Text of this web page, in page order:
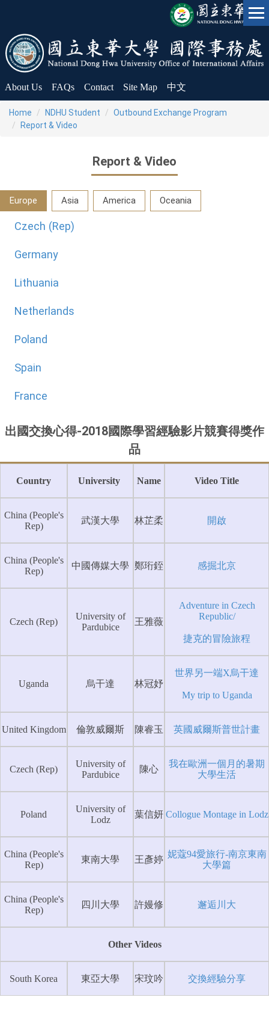
the
main
content
block
About Us FAQs Contact Site Map 中文
Home NDHU Student
Outbound Exchange Program
Report & Video
Report & Video
Europe Asia America Oceania
Czech (Rep)
Germany
Lithuania
Netherlands
Poland
Spain
France
出國交換心得-2018國際學習經驗影片競賽得獎作
品
Country University Name Video Title
China (People's
Rep)
武漢大學 林芷柔 開啟
China (People's
Rep)
中國傳媒大學 鄭珩銍 感掘北京
Czech (Rep)
University of
Pardubice
王雅薇
Adventure in Czech
Republic/
捷克的冒險旅程
Uganda 烏干達 林冠妤
世界另一端X烏干達
My trip to Uganda
United Kingdom 倫敦威爾斯 陳睿玉 英國威爾斯普世計畫
Czech (Rep)
University of
Pardubice
陳心
我在歐洲一個月的暑期
大學生活
Poland
University of
Lodz
葉信妍 Collogue Montage in Lodz
China (People's
Rep)
東南大學 王彥婷
妮蔻94愛旅行-南京東南
大學篇
China (People's
Rep)
四川大學 許嫚修 邂逅川大
Other Videos
South Korea 東亞大學 宋玟吟 交換經驗分享